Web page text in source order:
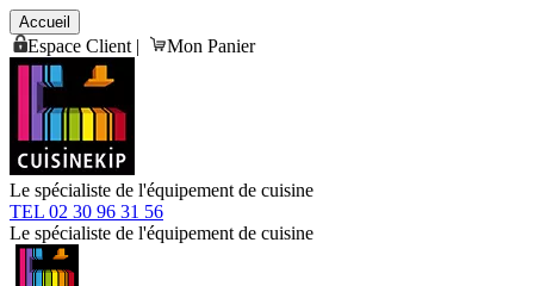
Accueil
Espace Client | Mon Panier
Le spécialiste de l'équipement de cuisine
TEL 02 30 96 31 56
Le spécialiste de l'équipement de cuisine